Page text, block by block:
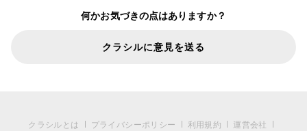
何かお気づきの点はありますか？
クラシルに意見を送る
クラシルとは プライバシーポリシー 利用規約
運営会社